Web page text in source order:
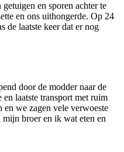
en sporen achter te
en ons uithongerde. Op 24
de laatste keer dat er nog
door de modder naar de
laatste transport met ruim
en we zagen vele verwoeste
broer en ik wat eten en